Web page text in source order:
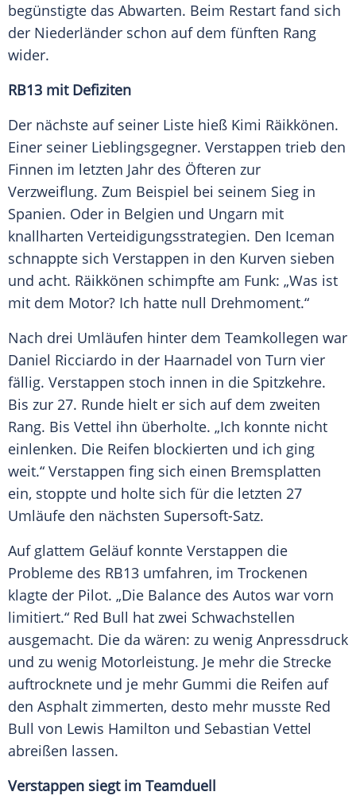
begünstigte das Abwarten. Beim Restart fand sich
der Niederländer schon auf dem fünften Rang
wider.
RB13 mit Defiziten
Der nächste auf seiner Liste hieß Kimi Räikkönen.
Einer seiner Lieblingsgegner. Verstappen trieb den
Finnen im letzten Jahr des Öfteren zur
Verzweiflung. Zum Beispiel bei seinem Sieg in
Spanien. Oder in Belgien und Ungarn mit
knallharten Verteidigungsstrategien. Den Iceman
schnappte sich Verstappen in den Kurven sieben
und acht. Räikkönen schimpfte am Funk: „Was ist
mit dem Motor? Ich hatte null Drehmoment.“
Nach drei Umläufen hinter dem Teamkollegen war
Daniel Ricciardo in der Haarnadel von Turn vier
fällig. Verstappen stoch innen in die Spitzkehre.
Bis zur 27. Runde hielt er sich auf dem zweiten
Rang. Bis Vettel ihn überholte. „Ich konnte nicht
einlenken. Die Reifen blockierten und ich ging
weit.“ Verstappen fing sich einen Bremsplatten
ein, stoppte und holte sich für die letzten 27
Umläufe den nächsten Supersoft-Satz.
Auf glattem Geläuf konnte Verstappen die
Probleme des RB13 umfahren, im Trockenen
klagte der Pilot. „Die Balance des Autos war vorn
limitiert.“ Red Bull hat zwei Schwachstellen
ausgemacht. Die da wären: zu wenig Anpressdruck
und zu wenig Motorleistung. Je mehr die Strecke
auftrocknete und je mehr Gummi die Reifen auf
den Asphalt zimmerten, desto mehr musste Red
Bull von Lewis Hamilton und Sebastian Vettel
abreißen lassen.
Verstappen siegt im Teamduell